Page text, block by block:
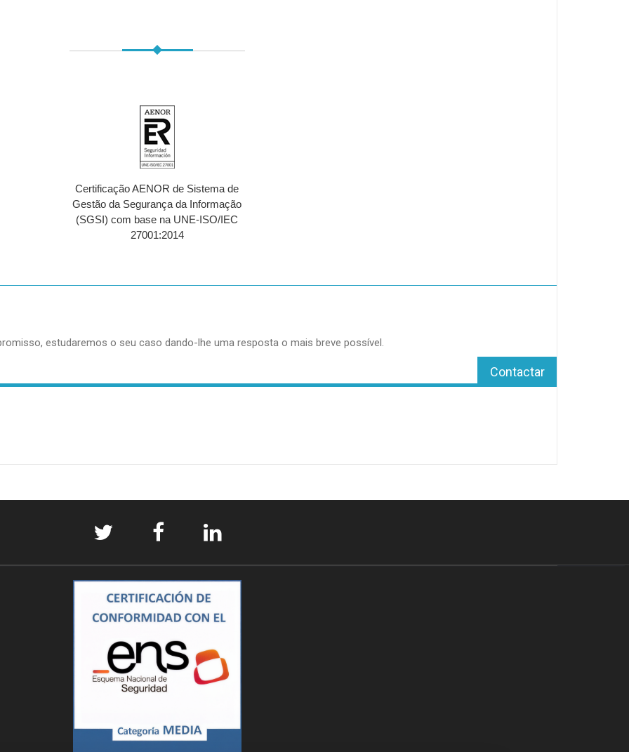
Certificação AENOR de Sistema de
Gestão da Segurança da Informação
(SGSI) com base na UNE-ISO/IEC
27001:2014
estudaremos o seu caso dando-lhe uma resposta o mais breve possível.
Contactar